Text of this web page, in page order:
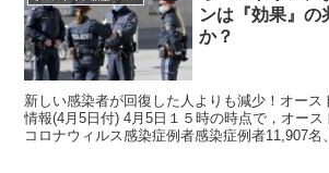
ンは『効果』の
か？
新しい感染者が回復した人よりも減少！オース
情報(4月5日付) 4月5日１５時の時点で，オース
コロナウィルス感染症例者感染症例者11,907名